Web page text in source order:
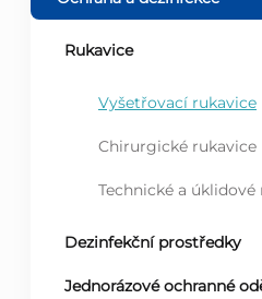
t
Rukavice
Vyšetřovací rukavice
Chirurgické rukavice
Technické a úklidové
Dezinfekční prostředky
Jednorázové ochranné